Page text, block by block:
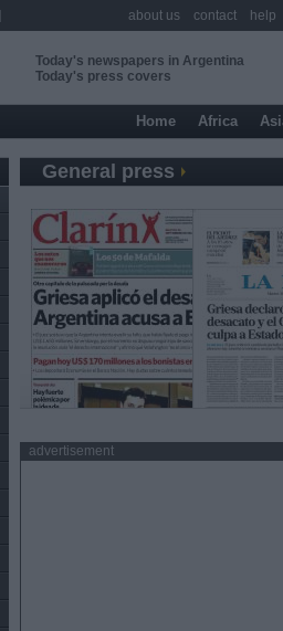
Today's newspapers in Argentina
Today's press covers
Home Africa
General press
advertisement
about us contact help